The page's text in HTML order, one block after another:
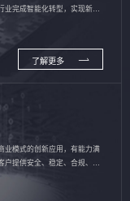
完成智能化转型，实现新旧
了解更多
业模式的创新应用，有能力满
户提供安全、稳定、合规、持